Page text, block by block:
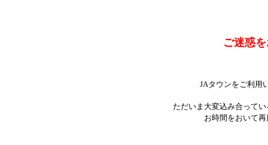
ご迷惑
JAタウンをご利用
ただいま大変込み合って
お時間をおいて